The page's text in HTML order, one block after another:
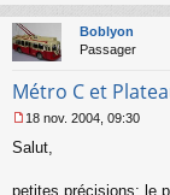
Boblyon
Passager
Métro C et
e
s
18 nov. 2004, 09:30
Salut,
petites précisions: le